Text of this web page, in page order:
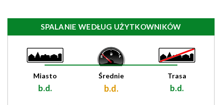
SPALANIE WEDŁUG UŻYTKOWNIKÓW
Miasto
b.d.
Średnie
b.d.
Trasa
b.d.